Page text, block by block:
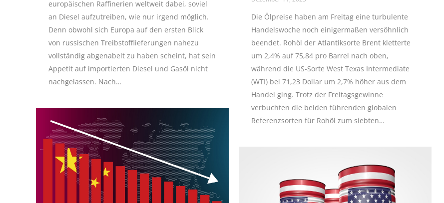
europäischen Raffinerien weltweit dabei, soviel
an Diesel aufzutreiben, wie nur irgend möglich.
Denn obwohl sich Europa auf den ersten Blick
von russischen Treibstofflieferungen nahezu
vollständig abgenabelt zu haben scheint, hat sein
Appetit auf importierten Diesel und Gasöl nicht
nachgelassen. Nach…
Die Ölpreise haben am Freitag eine turbulente
Handelswoche noch einigermaßen versöhnlich
beendet. Rohöl der Atlantiksorte Brent kletterte
um 2,4% auf 75,84 pro Barrel nach oben,
während die US-Sorte West Texas Intermediate
(WTI) bei 71,23 Dollar um 2,7% höher aus dem
Handel ging. Trotz der Freitagsgewinne
verbuchten die beiden führenden globalen
Referenzsorten für Rohöl zum siebten…